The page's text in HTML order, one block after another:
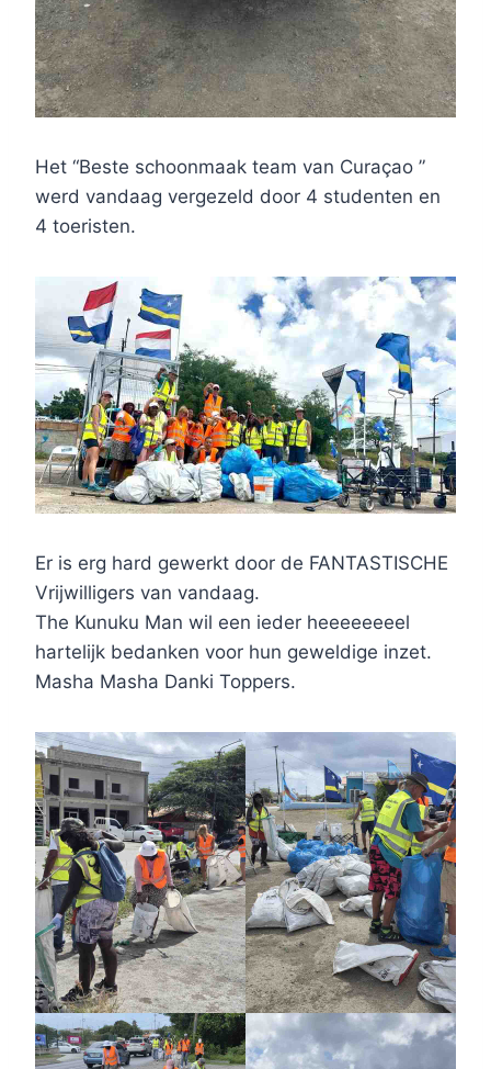
Het “Beste schoonmaak team van Curaçao ”
werd vandaag vergezeld door 4 studenten en
4 toeristen.
Er is erg hard gewerkt door de FANTASTISCHE
Vrijwilligers van vandaag.
The Kunuku Man wil een ieder heeeeeeeel
hartelijk bedanken voor hun geweldige inzet.
Masha Masha Danki Toppers.